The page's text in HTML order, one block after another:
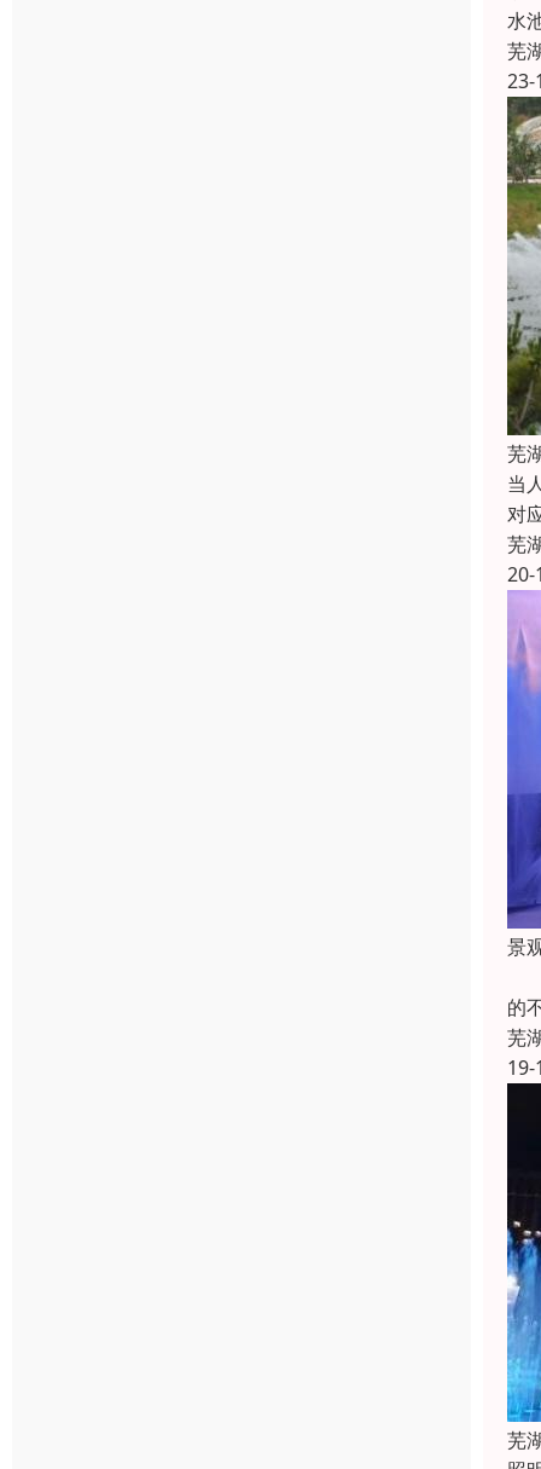
水
芜
23-
芜
当
对
芜
20-
景
的
芜
19-
芜